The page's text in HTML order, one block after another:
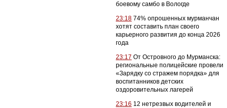
боевому самбо в Вологде
23:18 74% опрошенных мурманчан
хотят составить план своего
карьерного развития до конца 2026
года
23:17 От Островного до Мурманска:
региональные полицейские провели
«Зарядку со стражем порядка» для
воспитанников детских
оздоровительных лагерей
23:16 12 нетрезвых водителей и